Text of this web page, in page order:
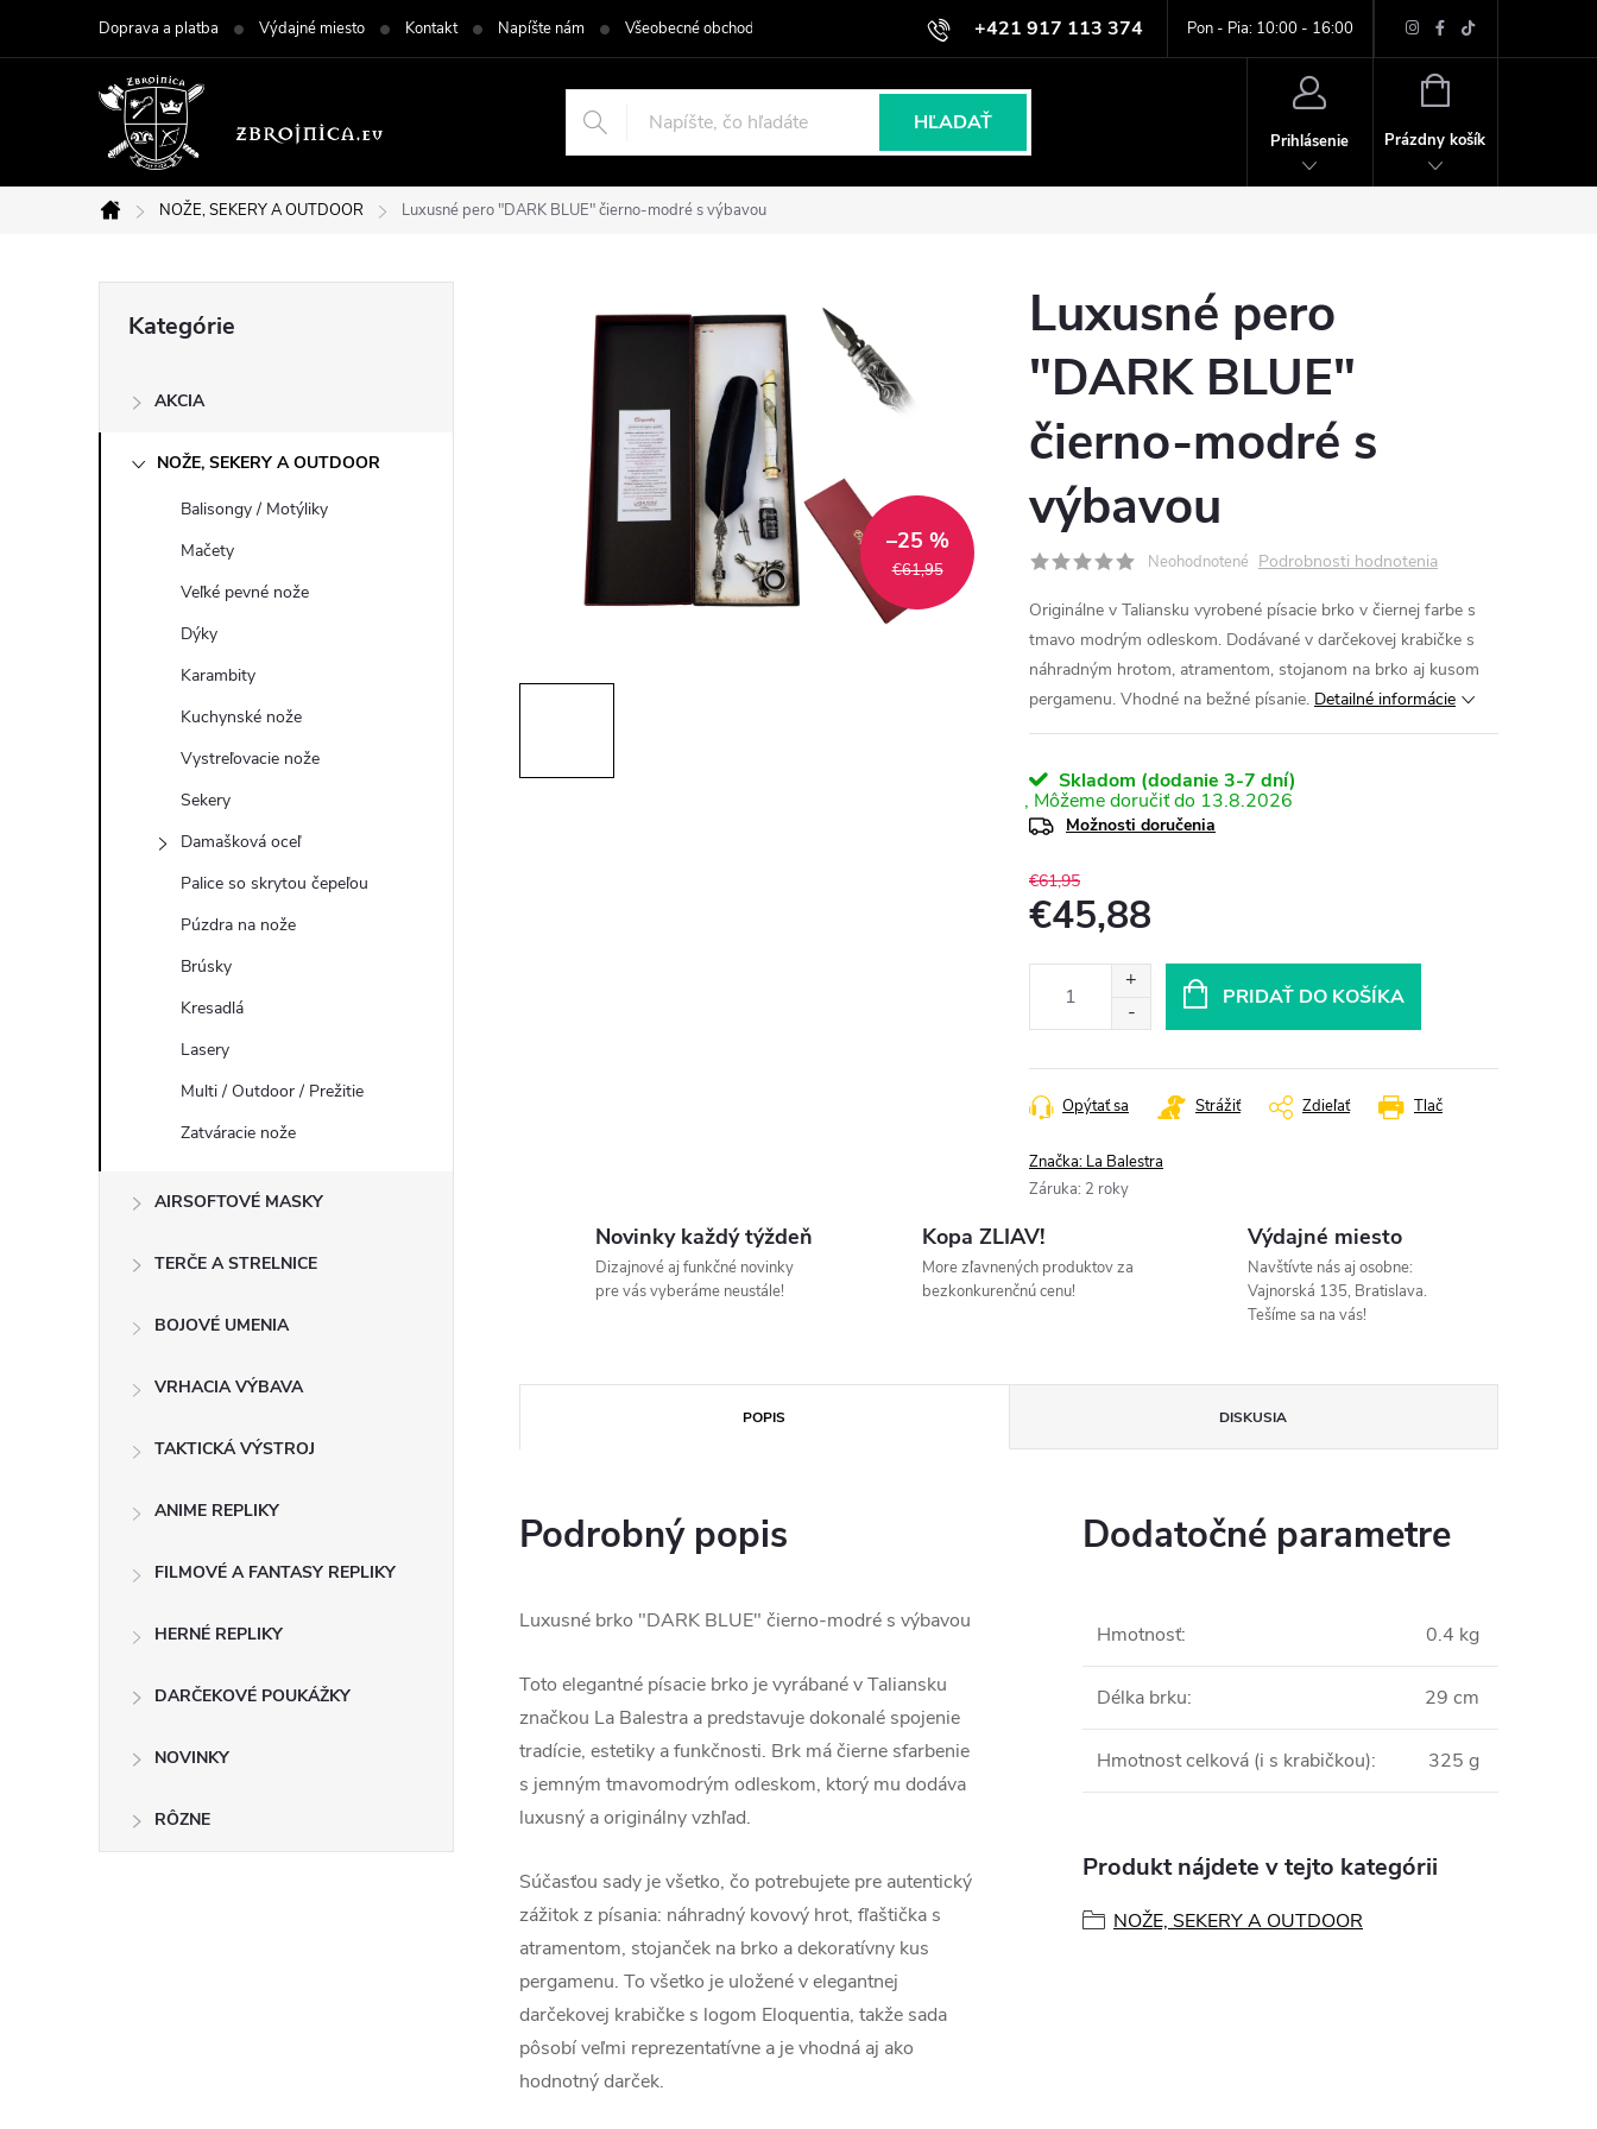
+421 917 113 374 Pon - Pia: 10:00 - 16:00
Doprava a platba Výdajné miesto Kontakt Napíšte nám Všeobecné obchodné podmienky Podmienky ochrany osobných údajov
HĽADAŤ
Prihlásenie
NÁKUPNÝ
Prázdny košík
Domov
NOŽE, SEKERY A OUTDOOR Luxusné pero "DARK BLUE" čierno-modré s výbavou
č
kategórie
Kategórie
AKCIA
NOŽE, SEKERY A OUTDOOR
Balisongy / Motýliky
Mačety
Veľké pevné nože
Dýky
Karambity
Kuchynské nože
Vystreľovacie nože
Sekery
Damašková oceľ
Palice so skrytou čepeľou
Púzdra na nože
Brúsky
Kresadlá
Lasery
Multi / Outdoor / Prežitie
Zatváracie nože
AIRSOFTOVÉ MASKY
TERČE A STRELNICE
BOJOVÉ UMENIA
VRHACIA VÝBAVA
TAKTICKÁ VÝSTROJ
ANIME REPLIKY
FILMOVÉ A FANTASY REPLIKY
HERNÉ REPLIKY
DARČEKOVÉ POUKÁŽKY
NOVINKY
RÔZNE
€61,95
–25 %
Luxusné pero
"DARK BLUE"
čierno-modré s
výbavou
Neohodnotené Podrobnosti hodnotenia
Originálne v Taliansku vyrobené písacie brko v čiernej farbe s
tmavo modrým odleskom. Dodávané v darčekovej krabičke s
náhradným hrotom, atramentom, stojanom na brko aj kusom
pergamenu. Vhodné na bežné písanie. Detailné informácie
Skladom (dodanie 3-7 dní)
13.8.2026
Možnosti doručenia
€61,95
€45,88
PRIDAŤ DO KOŠÍKA
Tlač
Opýtať sa Strážiť Zdieľať
Značka: La Balestra
Záruka: 2 roky
Novinky každý týždeň
Dizajnové aj funkčné novinky
pre vás vyberáme neustále!
Kopa ZLIAV!
More zľavnených produktov za
bezkonkurenčnú cenu!
Výdajné miesto
Navštívte nás aj osobne:
Vajnorská 135, Bratislava.
Tešíme sa na vás!
POPIS DISKUSIA
Podrobný popis
Luxusné brko "DARK BLUE" čierno-modré s výbavou
Toto elegantné písacie brko je vyrábané v Taliansku
značkou La Balestra a predstavuje dokonalé spojenie
tradície, estetiky a funkčnosti. Brk má čierne sfarbenie
s jemným tmavomodrým odleskom, ktorý mu dodáva
luxusný a originálny vzhľad.
Súčasťou sady je všetko, čo potrebujete pre autentický
zážitok z písania: náhradný kovový hrot, fľaštička s
atramentom, stojanček na brko a dekoratívny kus
pergamenu. To všetko je uložené v elegantnej
darčekovej krabičke s logom Eloquentia, takže sada
pôsobí veľmi reprezentatívne a je vhodná aj ako
hodnotný darček.
Dodatočné parametre
Hmotnosť: 0.4 kg
Délka brku: 29 cm
Hmotnost celková (i s krabičkou): 325 g
Produkt nájdete v tejto kategórii
NOŽE, SEKERY A OUTDOOR